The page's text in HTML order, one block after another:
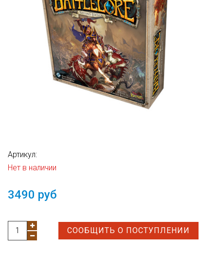
Артикул:
Нет в наличии
3490 руб
СООБЩИТЬ О ПОСТУПЛЕНИИ